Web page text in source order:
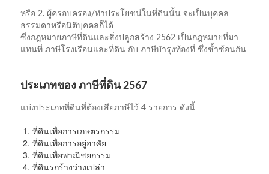
หรือ 2. ผู้ครอบครอง/ทำประโยชน์ในที่ดินนั้น จะเป็นบุคคล
ธรรมดาหรือนิติบุคคลก็ได้
ซึ่งกฎหมายภาษีที่ดินและสิ่งปลูกสร้าง 2562 เป็นกฎหมายที่มา
แทนที่ ภาษีโรงเรือนและที่ดิน กับ ภาษีบำรุงท้องที่ ซึ่งซ้ำซ้อนกัน
ประเภทของ ภาษีที่ดิน 2567
แบ่งประเภทที่ดินที่ต้องเสียภาษีไว้ 4 รายการ ดังนี้
ที่ดินเพื่อการเกษตรกรรม
ที่ดินเพื่อการอยู่อาศัย
ที่ดินเพื่อพาณิชยกรรม
ที่ดินรกร้างว่างเปล่า